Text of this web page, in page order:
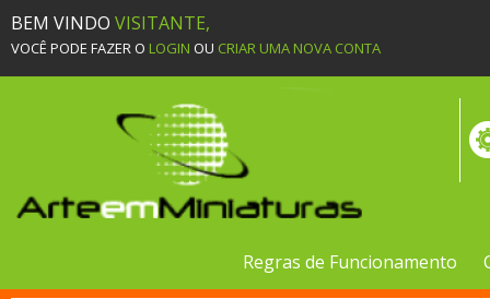
BEM VINDO VISITANTE,
VOCÊ PODE FAZER O LOGIN OU CRIAR UMA NOVA CONTA
Regras de Funcionamento